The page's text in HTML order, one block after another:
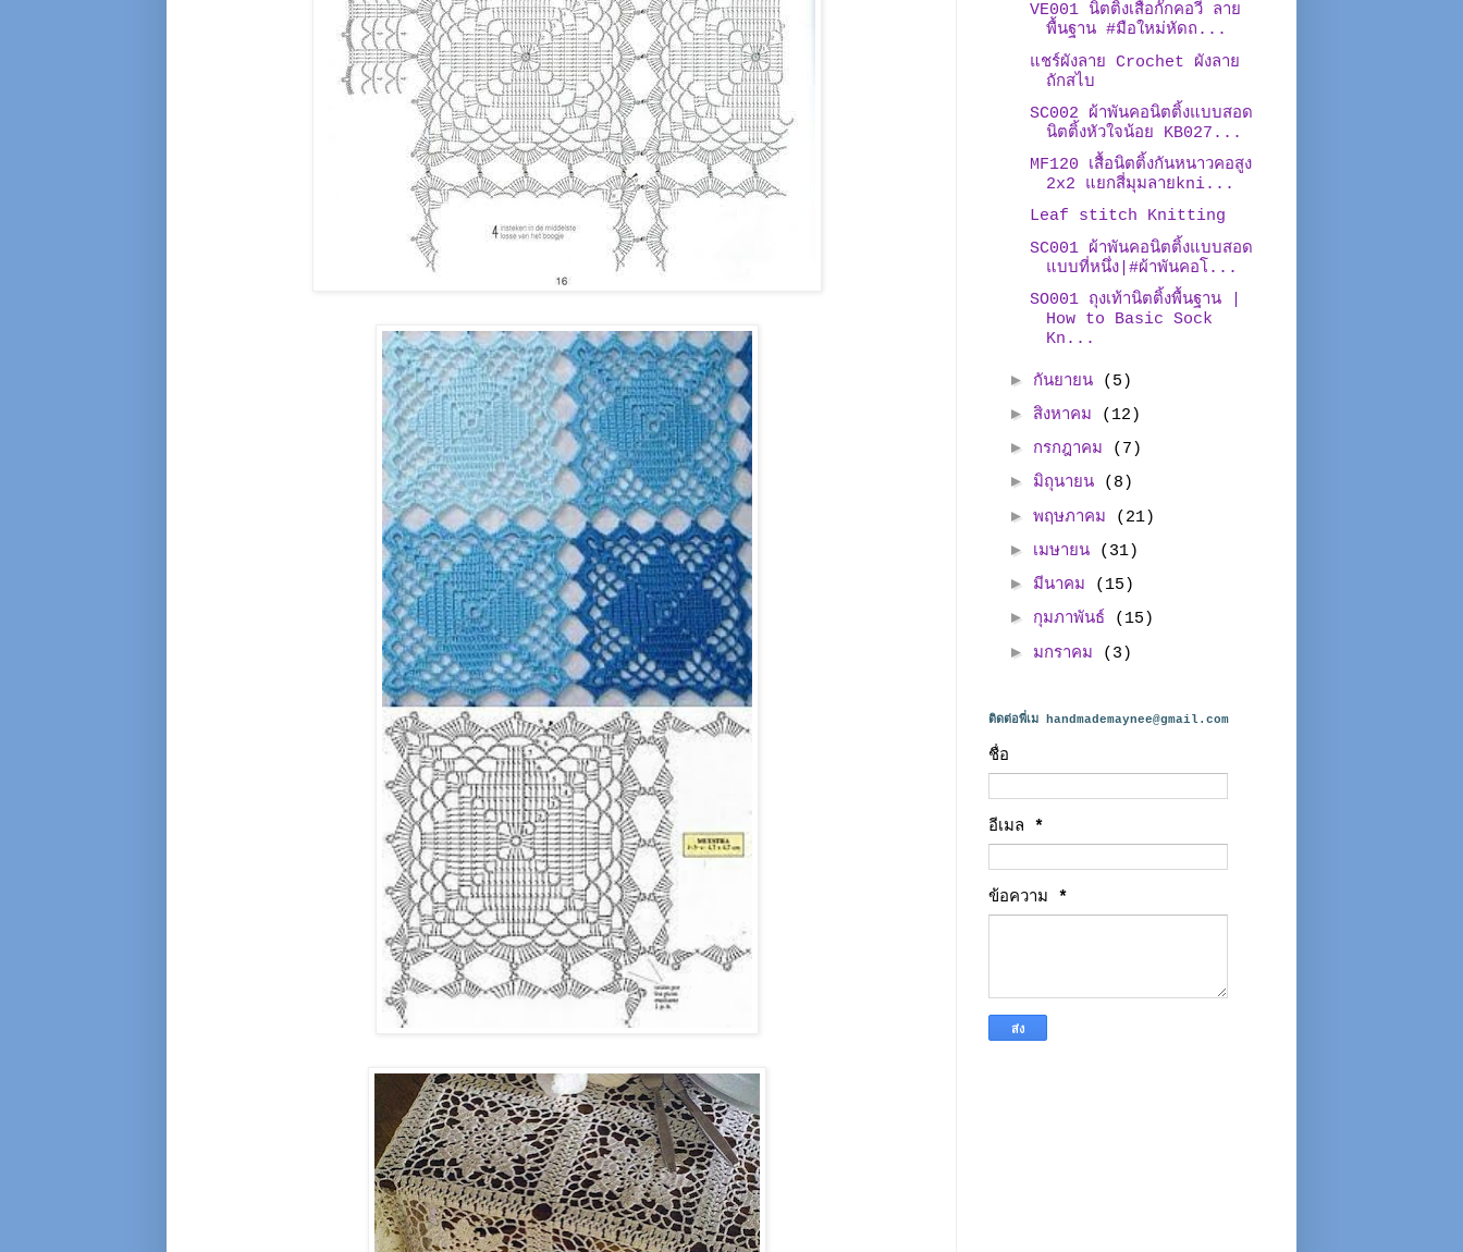
VE001 นิตติ้งเสื้อกั๊กคอวี ลาย
พื้นฐาน #มือใหม่หัดถ...
แชร์ผังลาย Crochet ผังลาย
ถักสไบ
SC002 ผ้าพันคอนิตติ้งแบบสอด
นิตติ้งหัวใจน้อย KB027...
MF120 เสื้อนิตติ้งกันหนาวคอสูง
2x2 แยกสี่มุมลายkni...
Leaf stitch Knitting
SC001 ผ้าพันคอนิตติ้งแบบสอด
แบบที่หนึ่ง|#ผ้าพันคอโ...
SO001 ถุงเท้านิตติ้งพื้นฐาน |
How to Basic Sock
Kn...
► กันยายน
(5)
► สิงหาคม
(12)
► กรกฎาคม
(7)
► มิถุนายน
(8)
► พฤษภาคม
(21)
► เมษายน
(31)
► มีนาคม
(15)
► กุมภาพันธ์
(15)
► มกราคม (3)
ติดต่อพี่เม handmademaynee@gmail.com
ชื่อ
อีเมล *
ข้อความ *